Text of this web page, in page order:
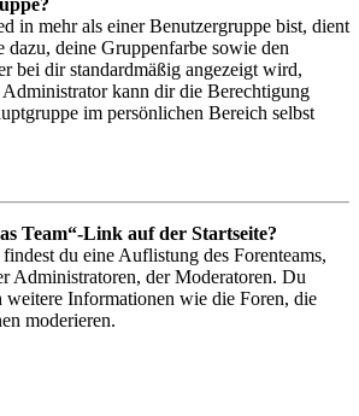
in mehr als einer Benutzergruppe bist, dient
dazu, deine Gruppenfarbe sowie den
bei dir standardmäßig angezeigt wird,
kann dir die Berechtigung
im persönlichen Bereich selbst
Team“-Link auf der Startseite?
du eine Auflistung des Forenteams,
Administratoren, der Moderatoren. Du
weitere Informationen wie die Foren, die
moderieren.